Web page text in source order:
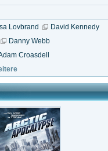
Lovbrand
David Kennedy
Danny Webb
Croasdell